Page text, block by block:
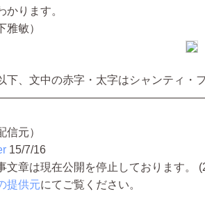
かります。
雅敏）
下、文中の赤字・太字はシャンティ・
信元）
15/7/16
文章は現在公開を停止しております。
提供元にてご覧ください。